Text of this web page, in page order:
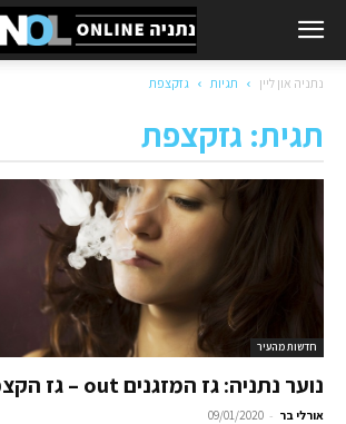
נתניה און ליין תגיות גזקצפת
תגית: גזקצפת
חדשות מהעיר
נוער נתניה: גז המזגנים out – גז הקצפת in
אורלי בר -
09/01/2020